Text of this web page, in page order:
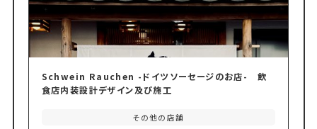
Schwein Rauchen -ドイツソーセージのお店- 飲
食店内装設計デザイン及び施工
その他の店舗